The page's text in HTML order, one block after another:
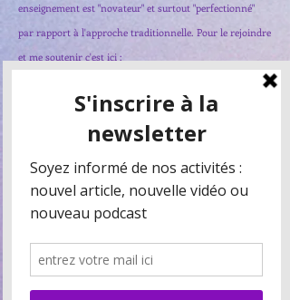
enseignement est "novateur" et surtout "perfectionné"
par rapport à l'approche traditionnelle. Pour le rejoindre
et me soutenir c'est ici :
https://www.patreon.com/Lemilieuduciel_LaurenceLarzul
Notre blog
sous l'angle de l'astrologie karmique :
https://astrologielaurencelarzul.blogspot.com
Il faut être inscrit aux cours
pour participer à notre